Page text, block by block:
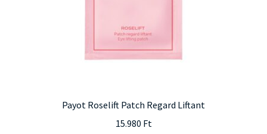
Payot Roselift Patch Regard Liftant
15.980 Ft